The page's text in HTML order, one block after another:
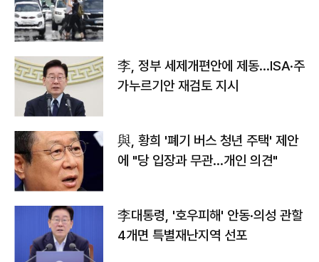
李, 정부 세제개편안에 제동…ISA·주
가누르기안 재검토 지시
與, 황희 '폐기 버스 청년 주택' 제안
에 "당 입장과 무관…개인 의견"
李대통령, '호우피해' 안동·의성 관할
4개면 특별재난지역 선포